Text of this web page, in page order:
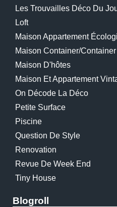
Les Trouvailles Déco Du
Loft
Maison Appartement
Maison Container/
Maison D'hôtes
Maison Et Appartement
On Décode La Déco
Petite Surface
Piscine
Question De Style
Renovation
Revue De Week End
Tiny House
Blogroll